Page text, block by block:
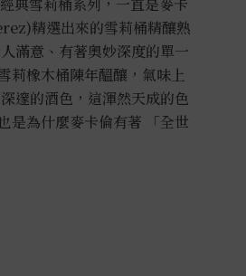
精選出來的雪莉桶精釀熟
滿意、有著奧妙深度的單一
莉橡木桶陳年醞釀，氣味上
邃的酒色，這渾然天成的色
是為什麼麥卡倫有著 「全世